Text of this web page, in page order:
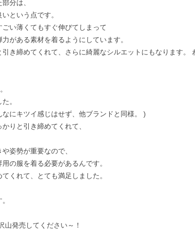
分は、
という点です。
い薄くてもすぐ伸びてしまって
がある素材を着るようにしています。
き締めてくれて、さらに綺麗なシルエットにもなります。
。
にキツイ感じはせず、他ブランドと同様。 )
りと引き締めてくれて、
姿勢が重要なので、
の服を着る必要があるんです。
くれて、とても満足しました。
発売してください～！